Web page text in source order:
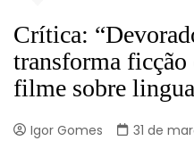
Crítica:
transforma
filme sobre
Igor Gomes
31 de